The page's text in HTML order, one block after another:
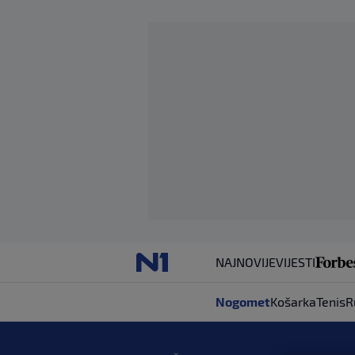
NAJNOVIJEVIJESTI
NogometKošarkaTenis